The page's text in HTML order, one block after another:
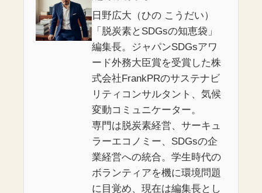
日野広大（ひの こうだい）
「脱炭素とSDGsの知恵袋」
編集長。ジャパンSDGsアワ
ード外務大臣賞を受賞した株
式会社FrankPRのサステナビ
リティコンサルタント、気候
変動コミュニケーター。
専門は脱炭素経営、サーキュ
ラーエコノミー、SDGsの企
業経営への統合。学生時代の
ボランティアを機に環境問題
に目覚め、現在は編集長とし